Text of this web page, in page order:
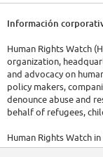
Información
Human Rights Watch
organization,
and advocacy on
policy makers,
denounce abuse and
behalf of refugees,
Human Rights Watch
founding member of